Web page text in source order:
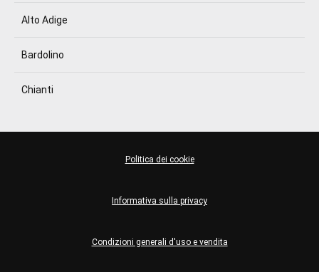
Alto Adige
Bardolino
Chianti
Condizioni generali d'uso e vendita
Informativa sulla privacy
Politica dei cookie